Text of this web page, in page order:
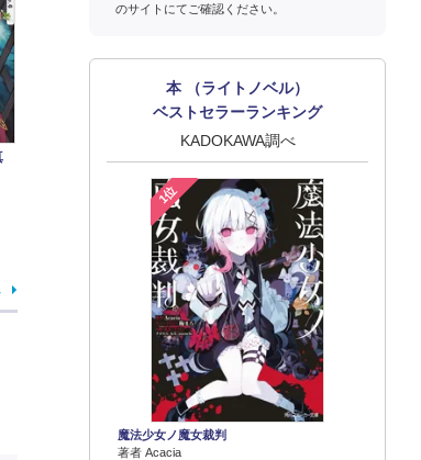
のサイトにてご確認ください。
本 （ライトノベル）
ベストセラーランキング
KADOKAWA調べ
1位
魔法少女ノ魔女裁判
著者 Acacia